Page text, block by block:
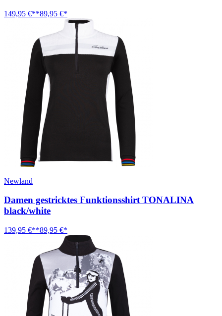
149,95 €**89,95 €*
Newland
Damen gestricktes Funktionsshirt TONALINA
black/white
139,95 €**89,95 €*